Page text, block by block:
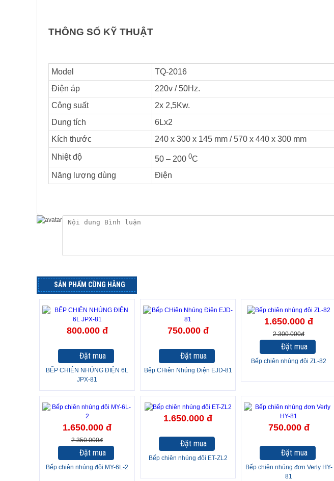
THÔNG SỐ KỸ THUẬT
Model
TQ-2016
Điện áp
220v / 50Hz.
Công suất
2x 2,5Kw.
Dung tích
6Lx2
Kích thước
240 x 300 x 145 mm / 570 x 440 x 300 mm
Nhiệt độ 50 – 200 0C
Năng lượng dùng
Điện
SẢN PHẨM CÙNG HÃNG
800.000 đ
Đặt mua
BẾP CHIÊN NHÚNG ĐIỆN 6L
JPX-81
750.000 đ
Đặt mua
Bếp CHiên Nhúng Điện EJD-81
1.650.000 đ
2.300.000đ
Đặt mua
Bếp chiên nhúng đôi ZL-82
1.650.000 đ
2.350.000đ
Đặt mua
Bếp chiên nhúng đôi MY-6L-2
1.650.000 đ
Đặt mua
Bếp chiên nhúng đôi ET-ZL2
750.000 đ
Đặt mua
Bếp chiên nhúng đơn Verly HY-
81